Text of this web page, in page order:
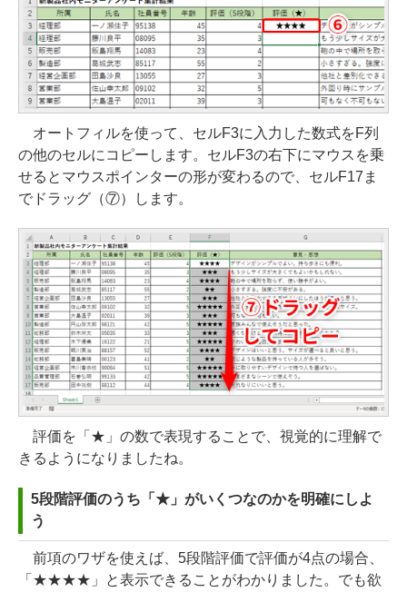
オートフィルを使って、セルF3に入力した数式をF列
の他のセルにコピーします。セルF3の右下にマウスを乗
せるとマウスポインターの形が変わるので、セルF17ま
でドラッグ（⑦）します。
評価を「★」の数で表現することで、視覚的に理解で
きるようになりましたね。
5段階評価のうち「★」がいくつなのかを明確にしよ
う
前項のワザを使えば、5段階評価で評価が4点の場合、
「★★★★」と表示できることがわかりました。でも欲